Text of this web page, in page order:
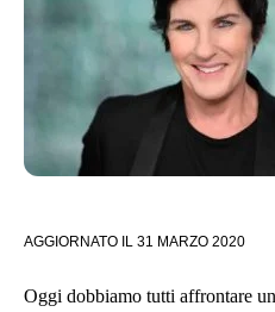
AGGIORNATO IL 31 MARZO 2020
Oggi dobbiamo tutti affrontare